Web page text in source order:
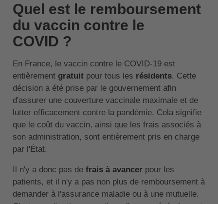
Quel est le remboursement
du vaccin contre le
COVID ?
En France, le vaccin contre le COVID-19 est
entièrement gratuitpour tous les résidents. Cette
décision a été prise par le gouvernement afin
d'assurer une couverture vaccinale maximale et de
lutter efficacement contre la pandémie. Cela signifie
que le coût du vaccin, ainsi que les frais associés à
son administration, sont entièrement pris en charge
par l'État.
Il n'y a donc pas de frais à avancerpour les
patients, et il n'y a pas non plus de remboursement à
demander à l'assurance maladie ou à une mutuelle.